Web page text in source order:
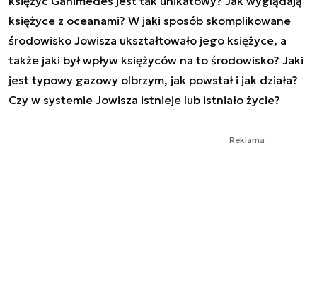
księżyce z oceanami? W jaki sposób skomplikowane
środowisko Jowisza ukształtowało jego księżyce, a
także jaki był wpływ księżyców na to środowisko? Jaki
jest typowy gazowy olbrzym, jak powstał i jak działa?
Czy w systemie Jowisza istnieje lub istniało życie?
Reklama